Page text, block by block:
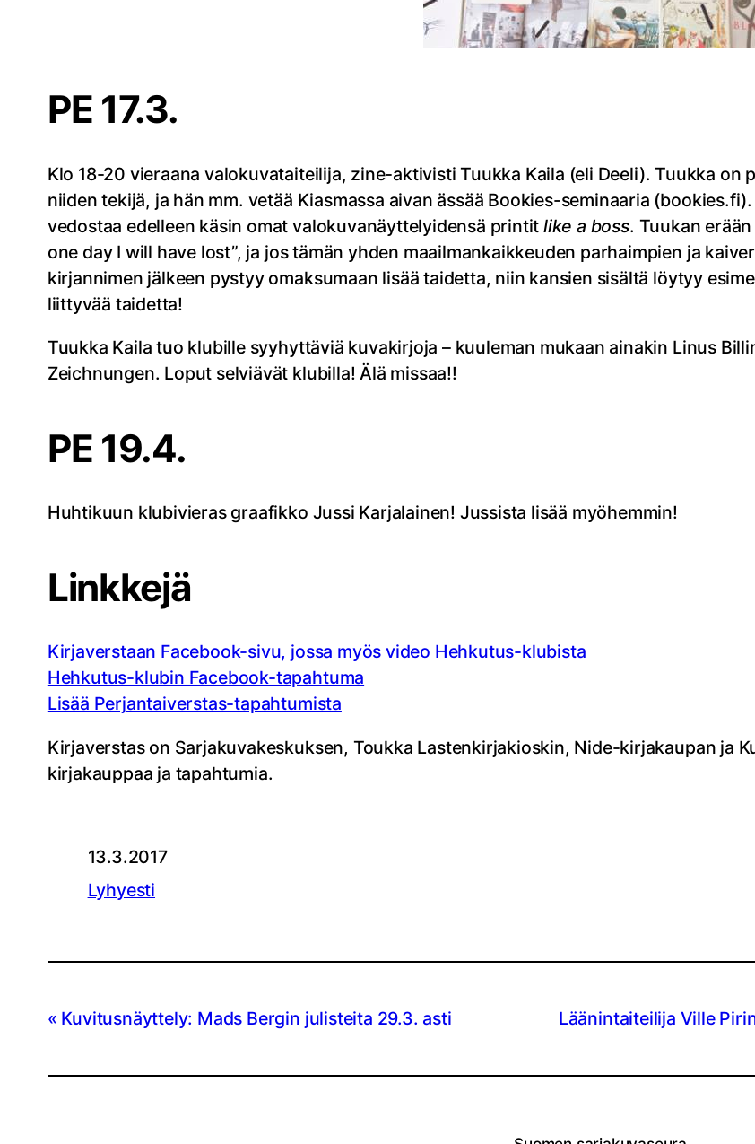
PE 17.3.
Klo 18-20 vieraana valokuvataiteilija, zine-aktivisti Tuukka Kaila (eli Deeli). Tuukka
niiden tekijä, ja hän mm. vetää Kiasmassa aivan ässää Bookies-seminaaria
vedostaa edelleen käsin omat valokuvanäyttelyidensä printitlike a boss. Tuukan
one day I will have lost”, ja jos tämän yhden maailmankaikkeuden parhaimpien ja
kirjannimen jälkeen pystyy omaksumaan lisää taidetta, niin kansien sisältä löytyy
liittyvää taidetta!
Tuukka Kaila tuo klubille syyhyttäviä kuvakirjoja – kuuleman mukaan ainakin Linus
Zeichnungen. Loput selviävät klubilla! Älä missaa!!
PE 19.4.
Huhtikuun klubivieras graafikko Jussi Karjalainen! Jussista lisää myöhemmin!
Linkkejä
Kirjaverstaan Facebook-sivu, jossa myös video Hehkutus-klubista
Hehkutus-klubin Facebook-tapahtuma
Lisää Perjantaiverstas-tapahtumista
Kirjaverstas on Sarjakuvakeskuksen, Toukka Lastenkirjakioskin, Nide-kirjakaupan ja
kirjakauppaa ja tapahtumia.
13.3.2017
Lyhyesti
Kuvitusnäyttely: Mads Bergin julisteita 29.3. asti Läänintaiteilija Ville